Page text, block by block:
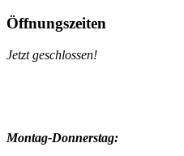
Öffnungszeiten
Jetzt geschlossen!
Montag-Donnerstag: